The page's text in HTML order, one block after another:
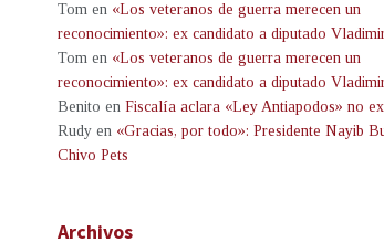
Tom en «Los veteranos de guerra merecen un
reconocimiento»: ex candidato a diputado
Tom en «Los veteranos de guerra merecen un
reconocimiento»: ex candidato a diputado
Benito en Fiscalía aclara «Ley Antiapodos» no
Rudy en «Gracias, por todo»: Presidente Nayib
Chivo Pets
Archivos